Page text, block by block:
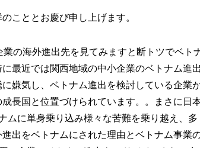
こととお慶び申し上げます。
業の海外進出先を見てみますと断トツでベ
に最近では関西地域の中小企業のベトナム
嫌気し、ベトナム進出を検討している企
長国と位置づけられています。。まさに日
ムに単身乗り込み様々な苦難を乗り越え、
出をベトナムにされた理由とベトナム事